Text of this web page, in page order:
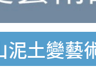
泥土變藝